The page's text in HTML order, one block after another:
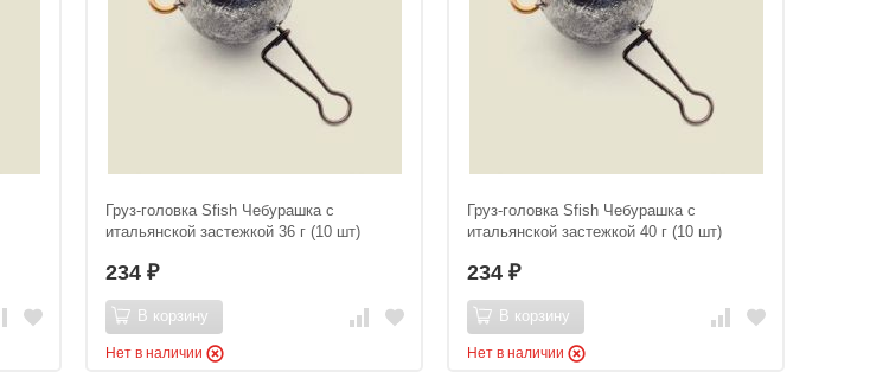
Груз-головка Sfish Чебурашка с
итальянской застежкой 36 г (10 шт)
234 ₽
В корзину
Нет в наличии
Груз-головка Sfish Чебурашка с
итальянской застежкой 40 г (10 шт)
234 ₽
В корзину
Нет в наличии